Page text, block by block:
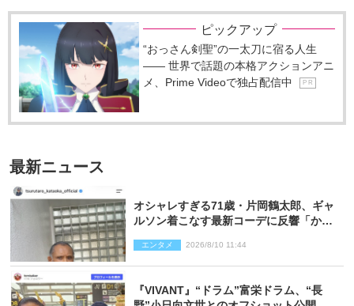
ピックアップ
“おっさん剣聖”の一太刀に宿る人生
―― 世界で話題の本格アクションアニ
メ、Prime Videoで独占配信中
P R
最新ニュース
オシャレすぎる71歳・片岡鶴太郎、ギャ
ルソン着こなす最新コーデに反響「かっ
エンタメ 2026/8/10 11:44
『VIVANT』“ドラム”富栄ドラム、“長